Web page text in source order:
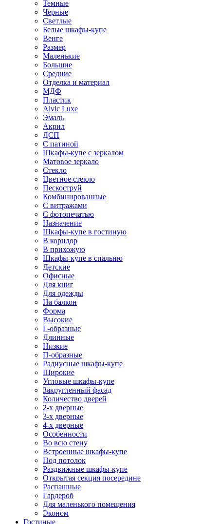
Темные
Черные
Светлые
Белые шкафы-купе
Венге
Размер
Маленькие
Большие
Средние
Отделка и материал
МДФ
Пластик
Alvic Luxe
Эмаль
Акрил
ДСП
С патиной
Шкафы-купе с зеркалом
Матовое зеркало
Стекло
Цветное стекло
Пескоструй
Комбинированные
С витражами
С фотопечатью
Назначение
Шкафы-купе в гостиную
В коридор
В прихожую
Шкафы-купе в спальню
Детские
Офисные
Для книг
Для одежды
На балкон
Форма
Высокие
Г-образные
Длинные
Низкие
П-образные
Радиусные шкафы-купе
Широкие
Угловые шкафы-купе
Закругленный фасад
Количество дверей
2-х дверные
3-х дверные
4-х дверные
Особенности
Во всю стену
Встроенные шкафы-купе
Под потолок
Раздвижные шкафы-купе
Открытая секция посередине
Распашные
Гардероб
Для маленького помещения
Эконом
Гостиные